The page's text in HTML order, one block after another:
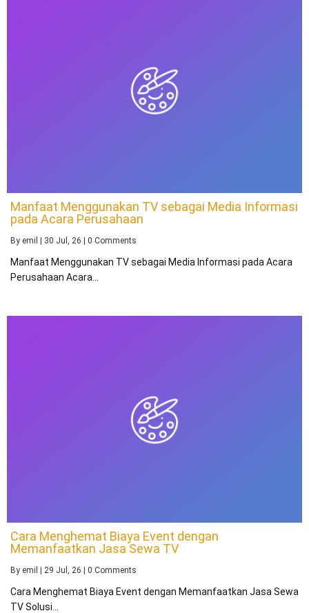
Manfaat Menggunakan TV sebagai Media Informasi
pada Acara Perusahaan
By emil 30 Jul, 26 0 Comments
Manfaat Menggunakan TV sebagai Media Informasi pada Acara
Perusahaan Acara…
Cara Menghemat Biaya Event dengan
Memanfaatkan Jasa Sewa TV
By emil 29 Jul, 26 0 Comments
Cara Menghemat Biaya Event dengan Memanfaatkan Jasa Sewa
TV Solusi…